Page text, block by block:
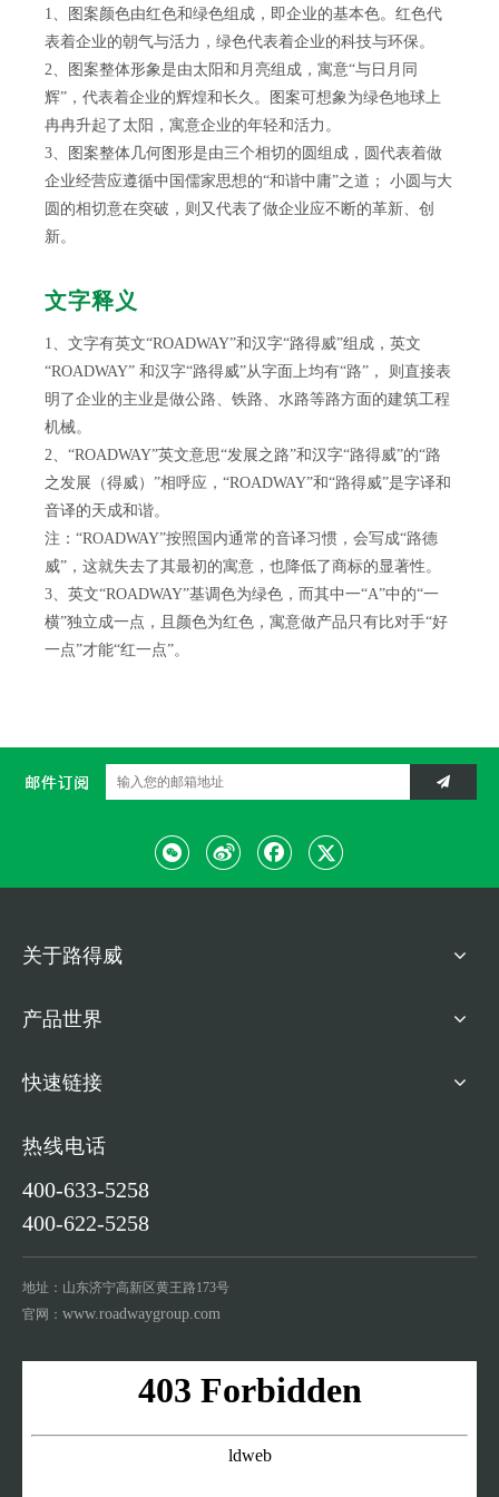
1、图案颜色由红色和绿色组成，即企业的基本色。红色代
表着企业的朝气与活力，绿色代表着企业的科技与环保。
2、图案整体形象是由太阳和月亮组成，寓意“与日月同
辉”，代表着企业的辉煌和长久。图案可想象为绿色地球上
冉冉升起了太阳，寓意企业的年轻和活力。
3、图案整体几何图形是由三个相切的圆组成，圆代表着做
企业经营应遵循中国儒家思想的“和谐中庸”之道； 小圆与大
圆的相切意在突破，则又代表了做企业应不断的革新、创
新。
文字释义
1、文字有英文“ROADWAY”和汉字“路得威”组成，英文
“ROADWAY” 和汉字“路得威”从字面上均有“路”， 则直接表
明了企业的主业是做公路、铁路、水路等路方面的建筑工程
机械。
2、“ROADWAY”英文意思“发展之路”和汉字“路得威”的“路
之发展（得威）”相呼应，“ROADWAY”和“路得威”是字译和
音译的天成和谐。
注：“ROADWAY”按照国内通常的音译习惯，会写成“路德
威”，这就失去了其最初的寓意，也降低了商标的显著性。
3、英文“ROADWAY”基调色为绿色，而其中一“A”中的“一
横”独立成一点，且颜色为红色，寓意做产品只有比对手“好
一点”才能“红一点”。
关于路得威
产品世界
快速链接
热线电话
400-633-5258
400-622-5258
地址：山东济宁高新区黄王路173号
官网： www.roadwaygroup.com